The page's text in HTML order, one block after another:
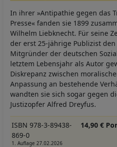
In ihrer »Antipathie gegen das
Presse« fanden sie 1899
Wilhelm Liebknecht. Für seine
der erst 25-jährige Publizist
Mitgründer der deutschen
letztem Lebensjahr als Autor
Diskrepanz zwischen
Anpassung an bestehende
wandten sie sich sogar gegen
Justizopfer Alfred Dreyfus.
ISBN 978-3-89438-
869-0
1. Auflage 27.02.2026
14,90 €